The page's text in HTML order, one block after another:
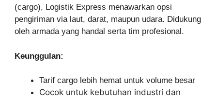
(cargo), Logistik Express menawarkan opsi
pengiriman via laut, darat, maupun udara. Didukung
oleh armada yang handal serta tim profesional.
Keunggulan:
Tarif cargo lebih hemat untuk volume besar
Cocok untuk kebutuhan industri dan